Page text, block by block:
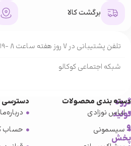
برگشت کالا
گروه
تولید
و
پخش
دسته بندی محصولات
لباس نوزادی
سیسمونی
دسترسی
درباره‌ما
حساب
تلفن پشتیبانی در 7 روز هفته ساعت 8 -19
شبکه‌ اجتماعی کوکالو